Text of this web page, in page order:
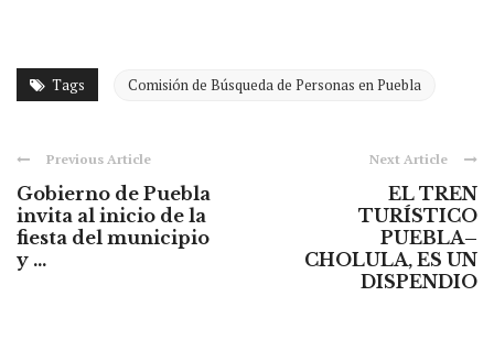
Tags Comisión de Búsqueda de Personas en Puebla
Previous Article
Gobierno de Puebla
invita al inicio de la
fiesta del municipio
y ...
Next Article
EL TREN
TURÍSTICO
PUEBLA–
CHOLULA, ES UN
DISPENDIO